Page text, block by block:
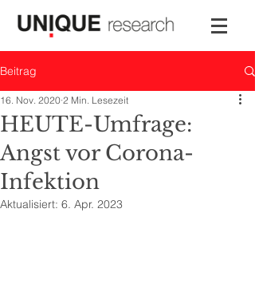
Beitrag
HEUTE-Umfrage:
Angst vor Corona-
Infektion
16. Nov. 2020 2 Min. Lesezeit
Aktualisiert: 6. Apr. 2023